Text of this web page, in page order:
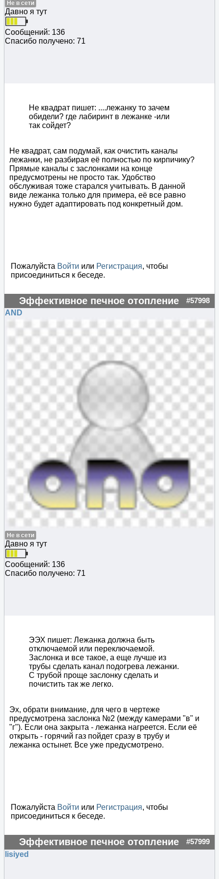
Не в сети
Давно я тут
Сообщений: 136
Спасибо получено: 71
Не квадрат пишет: ....лежанку то зачем
обидели? где лабиринт в лежанке -или
так сойдет?
Не квадрат, сам подумай, как очистить каналы
лежанки, не разбирая её полностью по кирпичику?
Прямые каналы с заслонками на конце
предусмотрены не просто так. Удобство
обслуживая тоже старался учитывать. В данной
виде лежанка только для примера, её все равно
нужно будет адаптировать под конкретный дом.
Пожалуйста Войти или Регистрация, чтобы
присоединиться к беседе.
Эффективное печное отопление #57998
AND
Не в сети
Давно я тут
Сообщений: 136
Спасибо получено: 71
ЭЭХ пишет: Лежанка должна быть
отключаемой или переключаемой.
Заслонка и все такое, а еще лучше из
трубы сделать канал подогрева лежанки.
С трубой проще заслонку сделать и
почистить так же легко.
Эх, обрати внимание, для чего в чертеже
предусмотрена заслонка №2 (между камерами "в" и
"г"). Если она закрыта - лежанка нагреется. Если её
открыть - горячий газ пойдет сразу в трубу и
лежанка остынет. Все уже предусмотрено.
Пожалуйста Войти или Регистрация, чтобы
присоединиться к беседе.
Эффективное печное отопление #57999
lisiyed